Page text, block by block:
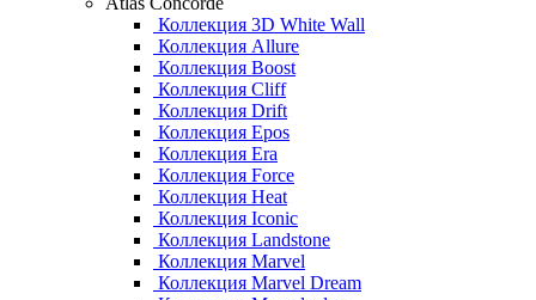
Коллекция 3D White Wall
Коллекция Allure
Коллекция Boost
Коллекция Cliff
Коллекция Drift
Коллекция Epos
Коллекция Era
Коллекция Force
Коллекция Heat
Коллекция Iconic
Коллекция Landstone
Коллекция Marvel
Коллекция Marvel Dream